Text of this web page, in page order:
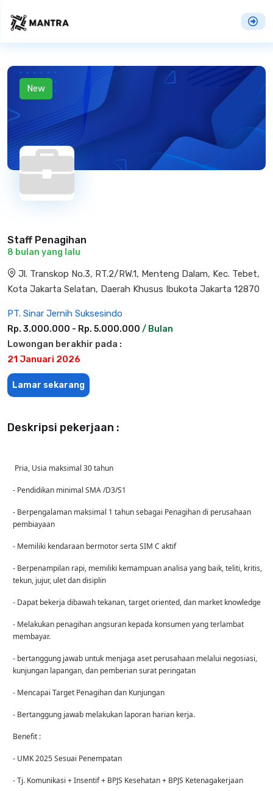
New
Staff Penagihan
8 bulan yang lalu
Jl. Transkop No.3, RT.2/RW.1, Menteng Dalam, Kec. Tebet,
Kota Jakarta Selatan, Daerah Khusus Ibukota Jakarta 12870
PT. Sinar Jernih Suksesindo
Rp. 3.000.000 - Rp. 5.000.000 / Bulan
Lowongan berakhir pada :
21 Januari 2026
Lamar sekarang
Deskripsi pekerjaan :
Pria, Usia maksimal 30 tahun
- Pendidikan minimal SMA /D3/S1
- Berpengalaman maksimal 1 tahun sebagai Penagihan di perusahaan
pembiayaan
- Memiliki kendaraan bermotor serta SIM C aktif
- Berpenampilan rapi, memiliki kemampuan analisa yang baik, teliti, kritis,
tekun, jujur, ulet dan disiplin
- Dapat bekerja dibawah tekanan, target oriented, dan market knowledge
- Melakukan penagihan angsuran kepada konsumen yang terlambat
membayar.
- bertanggung jawab untuk menjaga aset perusahaan melalui negosiasi,
kunjungan lapangan, dan pemberian surat peringatan
- Mencapai Target Penagihan dan Kunjungan
- Bertanggung jawab melakukan laporan harian kerja.
Benefit :
- UMK 2025 Sesuai Penempatan
- Tj. Komunikasi + Insentif + BPJS Kesehatan + BPJS Ketenagakerjaan